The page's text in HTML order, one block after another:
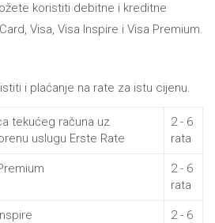
koristiti debitne i kreditne
Visa, Visa Inspire i Visa Premium.
i plaćanje na rate za istu cijenu.
tekućeg računa uz
uslugu Erste Rate
2 - 6
rata
2 - 6
rata
2 - 6